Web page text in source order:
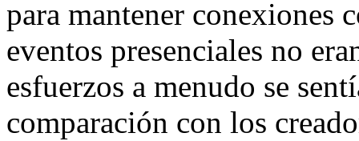
para mantener conexiones
eventos presenciales no
esfuerzos a menudo se
comparación con los